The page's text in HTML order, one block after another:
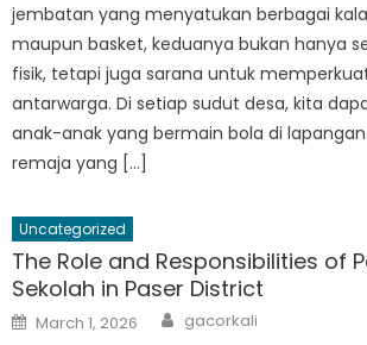
jembatan yang menyatukan berbagai
maupun basket, keduanya bukan hanya
fisik, tetapi juga sarana untuk
antarwarga. Di setiap sudut desa, kita
anak-anak yang bermain bola di
remaja yang […]
Uncategorized
The Role and Responsibilities of
Sekolah in Paser District
Posted
on
March 1, 2026 Author
gacorkali